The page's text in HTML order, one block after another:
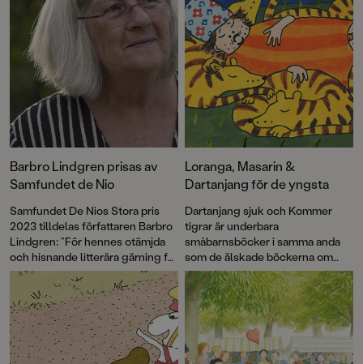
Barbro Lindgren prisas av
Samfundet de Nio
Samfundet De Nios Stora pris
2023 tilldelas författaren Barbro
Lindgren: ”För hennes otämjda
och hisnande litterära gärning för
alla åldrar.”
Loranga, Masarin &
Dartanjang för de yngsta
Dartanjang sjuk och Kommer
tigrar är underbara
småbarnsböcker i samma anda
som de älskade böckerna om
Max! Med korta meningar,
färgstarka illustrationer och mitt i
prick-humor får vi äntligen möta
de underbart knasiga favoriterna
Loranga, Masarin och Dartanjang
i ett helt nytt format.